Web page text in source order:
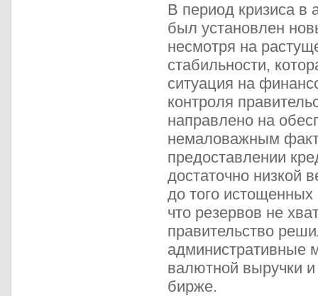
В период кризиса в
был установлен
несмотря на
стабильности,
ситуация на
контроля
направлено на
немаловажным
предоставлении
достаточно низкой
до того
что резервов не
правительство
административные
валютной выручки
бирже.